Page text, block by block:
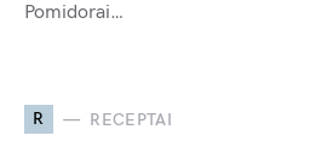
Pomidorai…
R RECEPTAI